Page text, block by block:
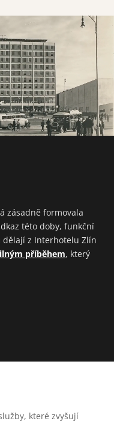
zásadně formovala
této doby, funkční
dělají z Interhotelu Zlín
příběhem, který
které zvyšují